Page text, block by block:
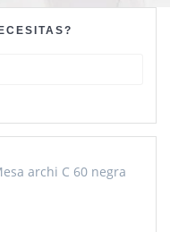
archi C 60 negra